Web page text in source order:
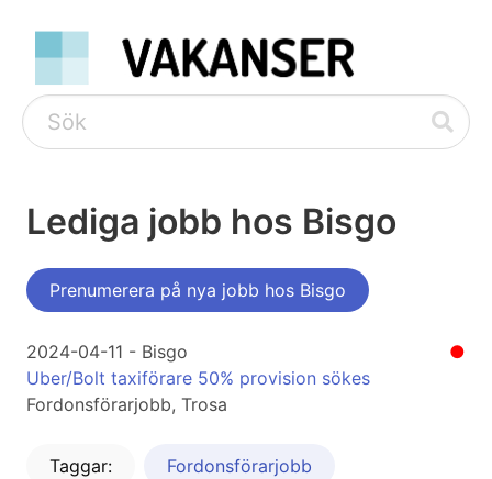
Lediga jobb hos Bisgo
Prenumerera på nya jobb hos Bisgo
●
2024-04-11 - Bisgo
Uber/Bolt taxiförare 50% provision sökes
Fordonsförarjobb, Trosa
Taggar: Fordonsförarjobb